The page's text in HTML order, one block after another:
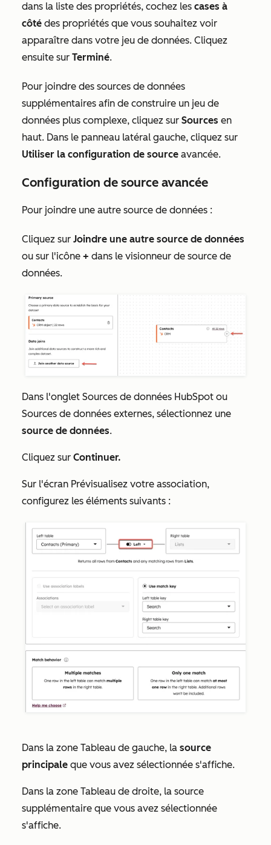
dans la liste des propriétés, cochez les cases à
côté des propriétés que vous souhaitez voir
apparaître dans votre jeu de données. Cliquez
ensuite sur Terminé.
Pour joindre des sources de données
supplémentaires afin de construire un jeu de
données plus complexe, cliquez sur Sources en
haut. Dans le panneau latéral gauche, cliquez sur
Utiliser la configuration de source avancée.
Configuration de source avancée
Pour joindre une autre source de données :
Cliquez sur Joindre une autre source de données
ou sur l'icône + dans le visionneur de source de
données.
Dans l'onglet Sources de données HubSpot ou
Sources de données externes, sélectionnez une
source de données.
Cliquez sur Continuer.
Sur l'écran Prévisualisez votre association,
configurez les éléments suivants :
Dans la zone Tableau de gauche, la source
principale que vous avez sélectionnée s'affiche.
Dans la zone Tableau de droite, la source
supplémentaire que vous avez sélectionnée
s'affiche.